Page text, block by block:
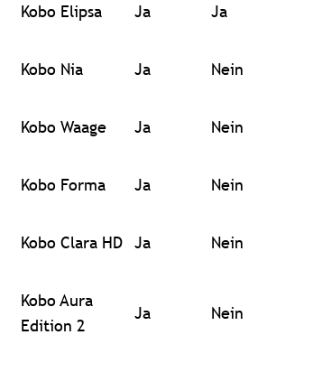
Kobo Elipsa Ja Ja
Kobo Nia Ja Nein
Kobo Waage Ja Nein
Kobo Forma Ja Nein
Kobo Clara HD Ja Nein
Kobo Aura
Edition 2
Ja Nein